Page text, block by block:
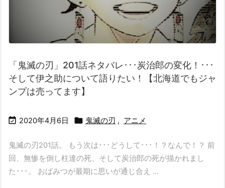
「鬼滅の刃」201話ネタバレ･･･炭治郎の変化！･･･
そして伊之助について語りたい！【北海道でもジャ
ンプは売ってます】
 2020年4月6日  鬼滅の刃 , アニメ
鬼滅の刃201話。 もう次は･･･どうして･･･！？なんで！？ 前
回、無惨を倒し柱達の死、そして炭治郎の死が描かれまし
た･･･。 おばみつが最期に思いが通じ合え ...